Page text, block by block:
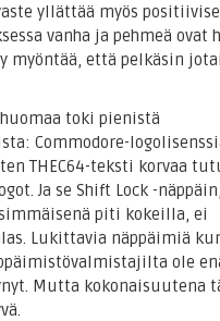
yllättää myös
vanha ja pehmeä ovat
myöntää, että pelkäsin
toki pienistä
Commodore-
THEC64-teksti korvaa
Ja se Shift Lock -
piti kokeilla, ei
Lukittavia näppäimiä
ole
Mutta kokonaisuutena